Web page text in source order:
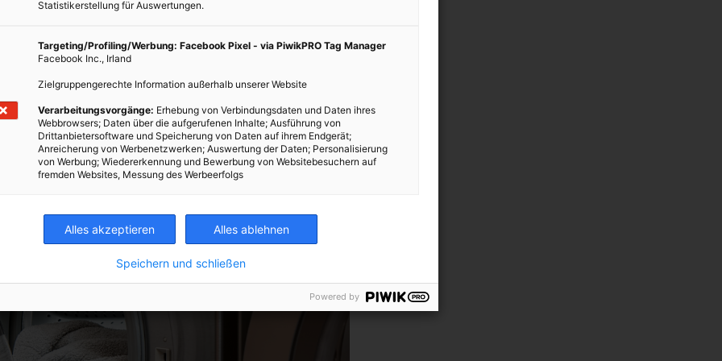
zu achten, die dunkelsten Blätter auszuwählen. Für eine nicht
man etwa 10-15 normal große Blätter. Je nach Bedarf der
Statistikerstellung für Auswertungen.
Targeting/Profiling/Werbung: Facebook Pixel - via PiwikPRO Tag Manager
Facebook Inc., Irland
Zielgruppengerechte Information außerhalb unserer Website
Verarbeitungsvorgänge: Erhebung von Verbindungsdaten und Daten ihres
Webbrowsers; Daten über die aufgerufenen Inhalte; Ausführung von
Drittanbietersoftware und Speicherung von Daten auf ihrem Endgerät;
Anreicherung von Werbenetzwerken; Auswertung der Daten; Personalisierung
von Werbung; Wiedererkennung und Bewerbung von Websitebesuchern auf
fremden Websites, Messung des Werbeerfolgs
Alles akzeptieren Alles ablehnen
Speichern und schließen
Powered by